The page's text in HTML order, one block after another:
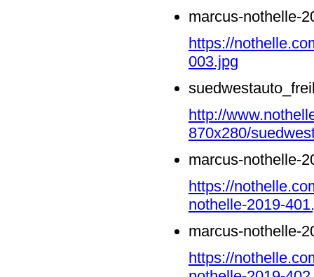
marcus-nothelle-
https://
003.jpg
http://
870x280/
marcus-nothelle-
https://
nothelle-2019-
marcus-nothelle-
https://